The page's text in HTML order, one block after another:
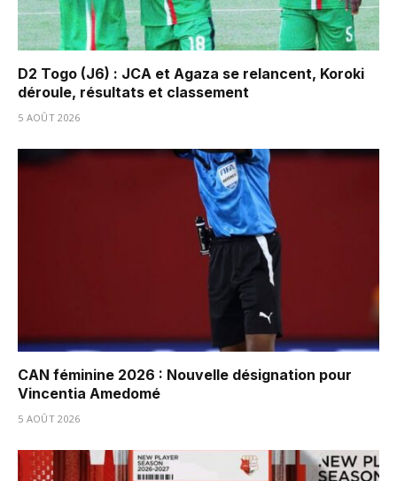
D2 Togo (J6) : JCA et Agaza se relancent, Koroki
déroule, résultats et classement
5 AOÛT 2026
CAN féminine 2026 : Nouvelle désignation pour
Vincentia Amedomé
5 AOÛT 2026